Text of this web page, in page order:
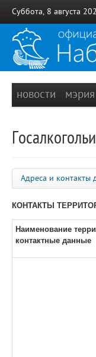
Суббота, 8 августа
новости мэрия
Адреса и контакты
КОНТАКТЫ
Наименование
контактные данные